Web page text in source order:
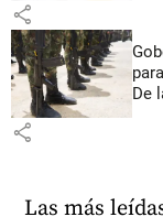
share
De
share
Las más